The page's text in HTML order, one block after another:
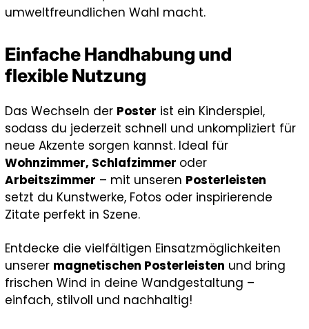
umweltfreundlichen Wahl macht.
Einfache Handhabung und
flexible Nutzung
Das Wechseln der Poster ist ein Kinderspiel,
sodass du jederzeit schnell und unkompliziert für
neue Akzente sorgen kannst. Ideal für
Wohnzimmer, Schlafzimmer oder
Arbeitszimmer – mit unseren Posterleisten
setzt du Kunstwerke, Fotos oder inspirierende
Zitate perfekt in Szene.
Entdecke die vielfältigen Einsatzmöglichkeiten
unserer magnetischen Posterleisten und bring
frischen Wind in deine Wandgestaltung –
einfach, stilvoll und nachhaltig!